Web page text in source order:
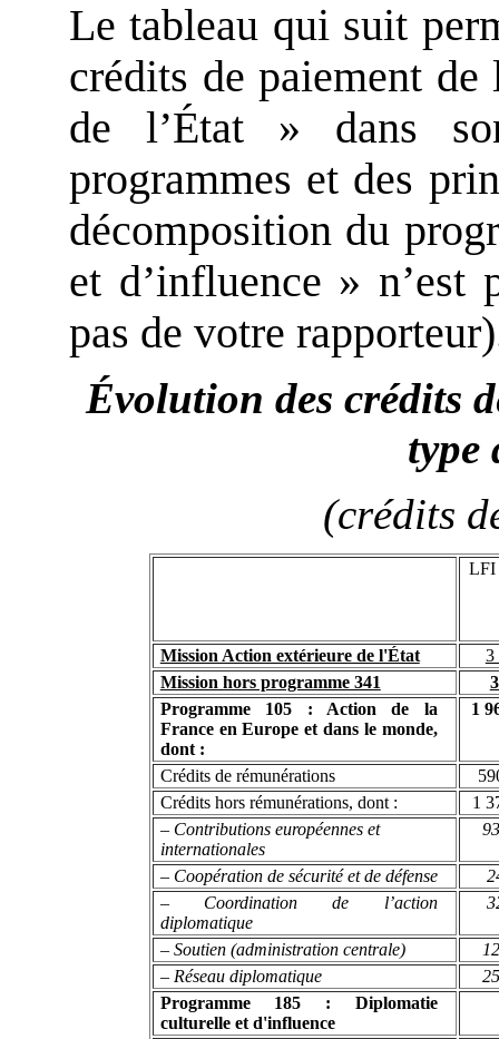
Le tableau qui suit
crédits de paiement
de l’État » dans
programmes et des
décomposition du
et d’influence » n’est
pas de votre
Évolution des crédits
type
(crédits
LFI
Mission Action extérieure de l'État
3
Mission hors programme 341
Programme 105 : Action de la
France en Europe et dans le monde,
dont :
1
Crédits de rémunérations
Crédits hors rémunérations, dont :
1
– Contributions européennes et
internationales
– Coopération de sécurité et de défense
– Coordination de l’action
diplomatique
– Soutien (administration centrale)
– Réseau diplomatique
Programme 185 : Diplomatie
culturelle et d'influence